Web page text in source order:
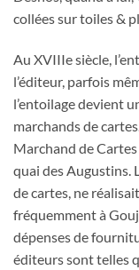
collées sur toiles &
Au XVIIIe siècle,
l’éditeur, parfois
l’entoilage devient
marchands de
Marchand de
quai des Augustins.
de cartes, ne
fréquemment à
dépenses de
éditeurs sont telles